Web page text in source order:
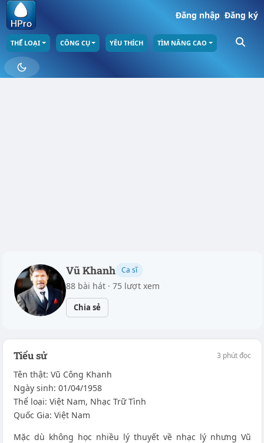
Đăng nhập|Đăng ký
THỂ LOẠI CÔNG CỤ YÊU THÍCH TÌM NÂNG CAO
Vũ Khanh Ca sĩ
88 bài hát · 75 lượt xem
Chia sẻ
Tiểu sử 3 phút đọc
Tên thật: Vũ Công Khanh
Ngày sinh: 01/04/1958
Thể loại: Việt Nam, Nhạc Trữ Tình
Quốc Gia: Việt Nam
Mặc dù không học nhiều lý thuyết về nhạc lý nhưng Vũ